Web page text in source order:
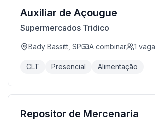
Auxiliar de Açougue
Supermercados Tridico
Bady Bassitt, SP A combinar 1 vaga
CLT Presencial Alimentação
Repositor de Mercenaria